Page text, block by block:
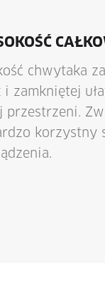
chwytaka
zamkniętej
przestrzeni.
korzystny